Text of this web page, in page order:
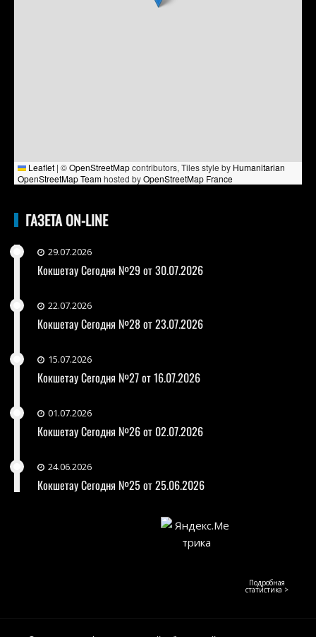
Leaflet | ©OpenStreetMapcontributors, Tiles style by Humanitarian
OpenStreetMap Teamhosted byOpenStreetMap France
ГАЗЕТА ON-LINE
29.07.2026
Кокшетау Сегодня №29 от 30.07.2026
22.07.2026
Кокшетау Сегодня №28 от 23.07.2026
15.07.2026
Кокшетау Сегодня №27 от 16.07.2026
01.07.2026
Кокшетау Сегодня №26 от 02.07.2026
24.06.2026
Кокшетау Сегодня №25 от 25.06.2026
Подробная
статистика >